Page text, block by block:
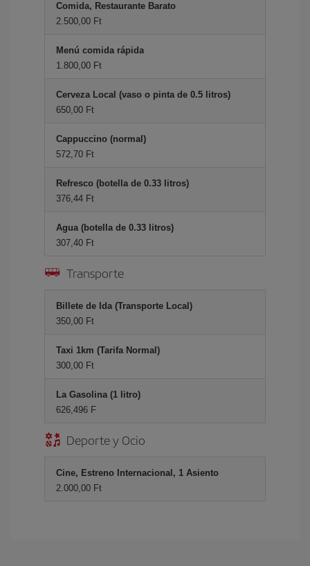
Comida, Restaurante Barato
2.500,00 Ft
Menú comida rápida
1.800,00 Ft
Cerveza Local (vaso o pinta de 0.5 litros)
650,00 Ft
Cappuccino (normal)
572,70 Ft
Refresco (botella de 0.33 litros)
376,44 Ft
Agua (botella de 0.33 litros)
307,40 Ft
Transporte
Billete de Ida (Transporte Local)
350,00 Ft
Taxi 1km (Tarifa Normal)
300,00 Ft
La Gasolina (1 litro)
626,496 F
Deporte y Ocio
Cine, Estreno Internacional, 1 Asiento
2.000,00 Ft